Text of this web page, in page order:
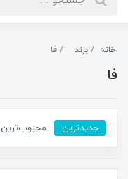
خانه برند فا
فا
جدیدترین محبوب‌ترین